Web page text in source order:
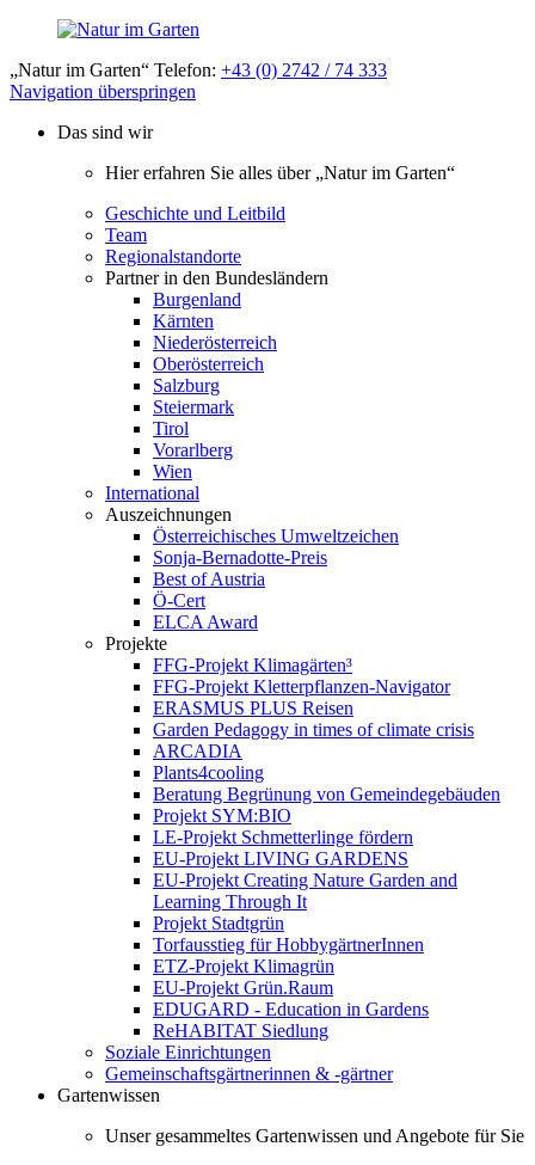
„Natur im Garten“ Telefon: +43 (0) 2742 / 74 333
Navigation überspringen
Das sind wir
Hier erfahren Sie alles über „Natur im Garten“
Geschichte und Leitbild
Team
Regionalstandorte
Partner in den Bundesländern
Burgenland
Kärnten
Niederösterreich
Oberösterreich
Salzburg
Steiermark
Tirol
Vorarlberg
Wien
International
Auszeichnungen
Österreichisches Umweltzeichen
Sonja-Bernadotte-Preis
Best of Austria
Ö-Cert
ELCA Award
Projekte
FFG-Projekt Klimagärten³
FFG-Projekt Kletterpflanzen-Navigator
ERASMUS PLUS Reisen
Garden Pedagogy in times of climate crisis
ARCADIA
Plants4cooling
Beratung Begrünung von Gemeindegebäuden
Projekt SYM:BIO
LE-Projekt Schmetterlinge fördern
EU-Projekt LIVING GARDENS
EU-Projekt Creating Nature Garden and
Learning Through It
Projekt Stadtgrün
Torfausstieg für HobbygärtnerInnen
ETZ-Projekt Klimagrün
EU-Projekt Grün.Raum
EDUGARD - Education in Gardens
ReHABITAT Siedlung
Soziale Einrichtungen
Gemeinschaftsgärtnerinnen & -gärtner
Gartenwissen
Unser gesammeltes Gartenwissen und Angebote für Sie